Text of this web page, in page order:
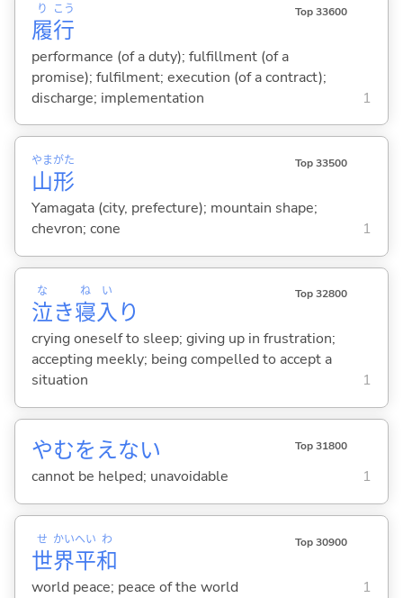
履
り
行
こう Top 33600
performance (of a duty); fulfillment (of a
promise); fulfilment; execution (of a contract);
discharge; implementation
1
山
やま
形
がた Top 33500
Yamagata (city, prefecture); mountain shape;
chevron; cone
1
泣
な
き寝
ね
入
い
り
Top 32800
crying oneself to sleep; giving up in frustration;
accepting meekly; being compelled to accept a
situation
1
やむをえない Top 31800
cannot be helped; unavoidable 1
世
せ
界
かい
平
へい
和
わ Top 30900
world peace; peace of the world 1